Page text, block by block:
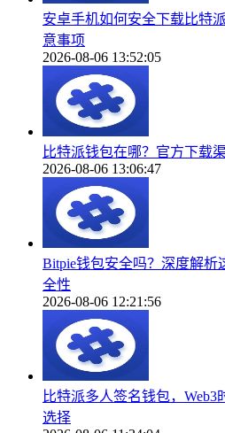
安卓手机如何安全下载比特
意事项
2026-08-06 13:52:05
比特派钱包在哪？官方下载
2026-08-06 13:06:47
Bitpie钱包安全吗？深度解析
全性
2026-08-06 12:21:56
比特派多人签名钱包，
选择